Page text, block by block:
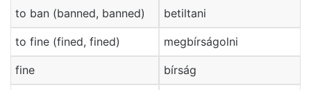
to ban (banned, banned) betiltani
to fine (fined, fined) megbírságolni
fine bírság